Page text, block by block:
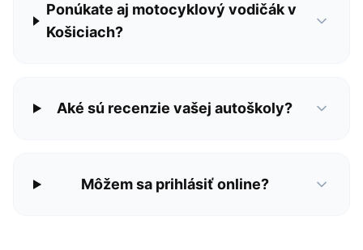
Ponúkate aj motocyklový vodičák v
Košiciach?
Aké sú recenzie vašej autoškoly?
Môžem sa prihlásiť online?